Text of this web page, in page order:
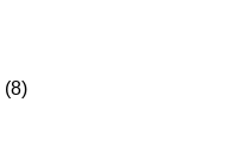
(8)